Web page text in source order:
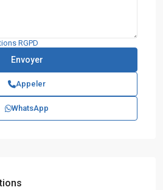
RGPD
Appeler
WhatsApp